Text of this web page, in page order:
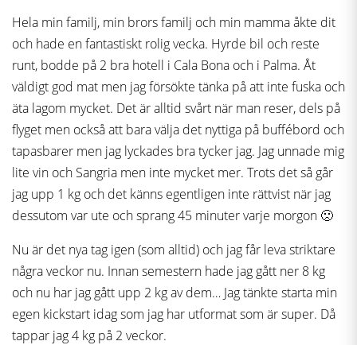
Hela min familj, min brors familj och min mamma åkte dit
och hade en fantastiskt rolig vecka. Hyrde bil och reste
runt, bodde på 2 bra hotell i Cala Bona och i Palma. Åt
väldigt god mat men jag försökte tänka på att inte fuska och
äta lagom mycket. Det är alltid svårt när man reser, dels på
flyget men också att bara välja det nyttiga på buffébord och
tapasbarer men jag lyckades bra tycker jag. Jag unnade mig
lite vin och Sangria men inte mycket mer. Trots det så går
jag upp 1 kg och det känns egentligen inte rättvist när jag
dessutom var ute och sprang 45 minuter varje morgon 🙁
Nu är det nya tag igen (som alltid) och jag får leva striktare
några veckor nu. Innan semestern hade jag gått ner 8 kg
och nu har jag gått upp 2 kg av dem… Jag tänkte starta min
egen kickstart idag som jag har utformat som är super. Då
tappar jag 4 kg på 2 veckor.